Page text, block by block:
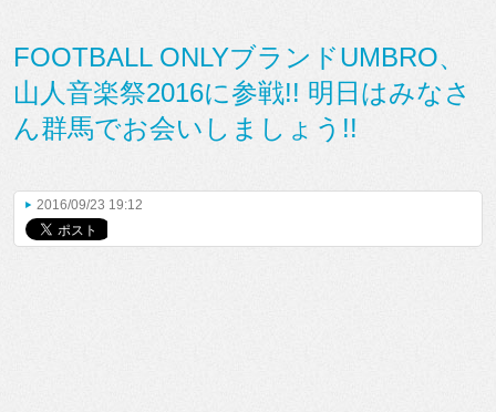
FOOTBALL ONLYブランドUMBRO、
山人音楽祭2016に参戦!! 明日はみなさ
ん群馬でお会いしましょう!!
2016/09/23 19:12